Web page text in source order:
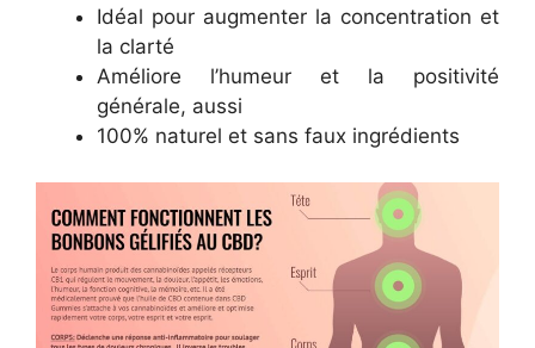
Idéal pour augmenter la concentration et
la clarté
Améliore l’humeur et la positivité
générale, aussi
100% naturel et sans faux ingrédients